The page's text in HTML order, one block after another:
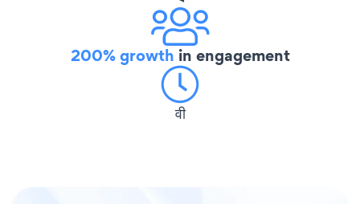
200% growth in engagement
वी